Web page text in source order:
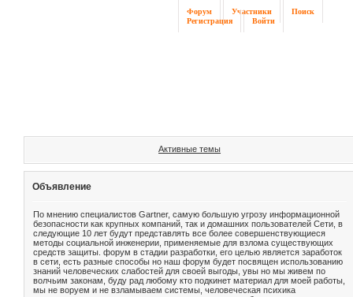
Форум Участники
Поиск
Регистрация
Войти
Активные темы
Объявление
По мнению специалистов Gartner, самую большую угрозу информационной
безопасности как крупных компаний, так и домашних пользователей Сети, в
следующие 10 лет будут представлять все более совершенствующиеся
методы социальной инженерии, применяемые для взлома существующих
средств защиты. форум в стадии разработки, его целью является заработок
в сети, есть разные способы но наш форум будет посвящен использованию
знаний человеческих слабостей для своей выгоды, увы но мы живем по
волчьим законам, буду рад любому кто подкинет материал для моей работы,
мы не воруем и не взламываем системы, человеческая психика